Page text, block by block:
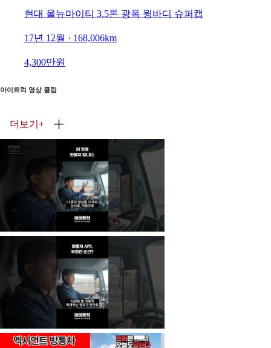
현대 올뉴마이티 3.5톤 광폭 윙바디 슈퍼캡
17년 12월 · 168,006km
4,300만원
아이트럭 영상 클립
더보기 +